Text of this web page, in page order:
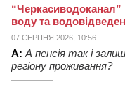
воду та
07 СЕРПНЯ 2026, 10:56
А: А пенсія так і
регіону проживання?